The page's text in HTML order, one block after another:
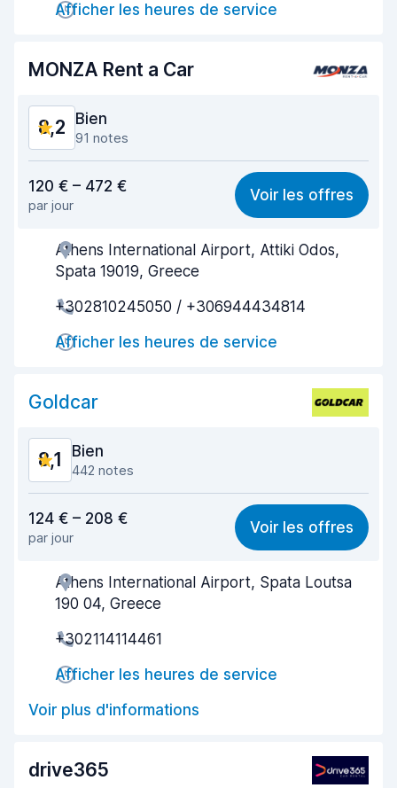
État du véhicule 8,5
Afficher les heures de service
MONZA Rent a Car
8,2 Bien
91 notes
8,3
Recherche facile 7,7
Agent serviable
État du véhicule 8,7
120 € – 472 €
par jour
Voir les offres
Athens International Airport, Attiki Odos,
Spata 19019, Greece
+302810245050 / +306944434814
Afficher les heures de service
Goldcar
8,1 Bien
442 notes
8,1
Recherche facile 7,8
Agent serviable 8,1
Propreté de la voiture
124 € – 208 €
par jour
Voir les offres
Athens International Airport, Spata Loutsa
190 04, Greece
+302114114461
Afficher les heures de service
Voir plus d'informations
drive365